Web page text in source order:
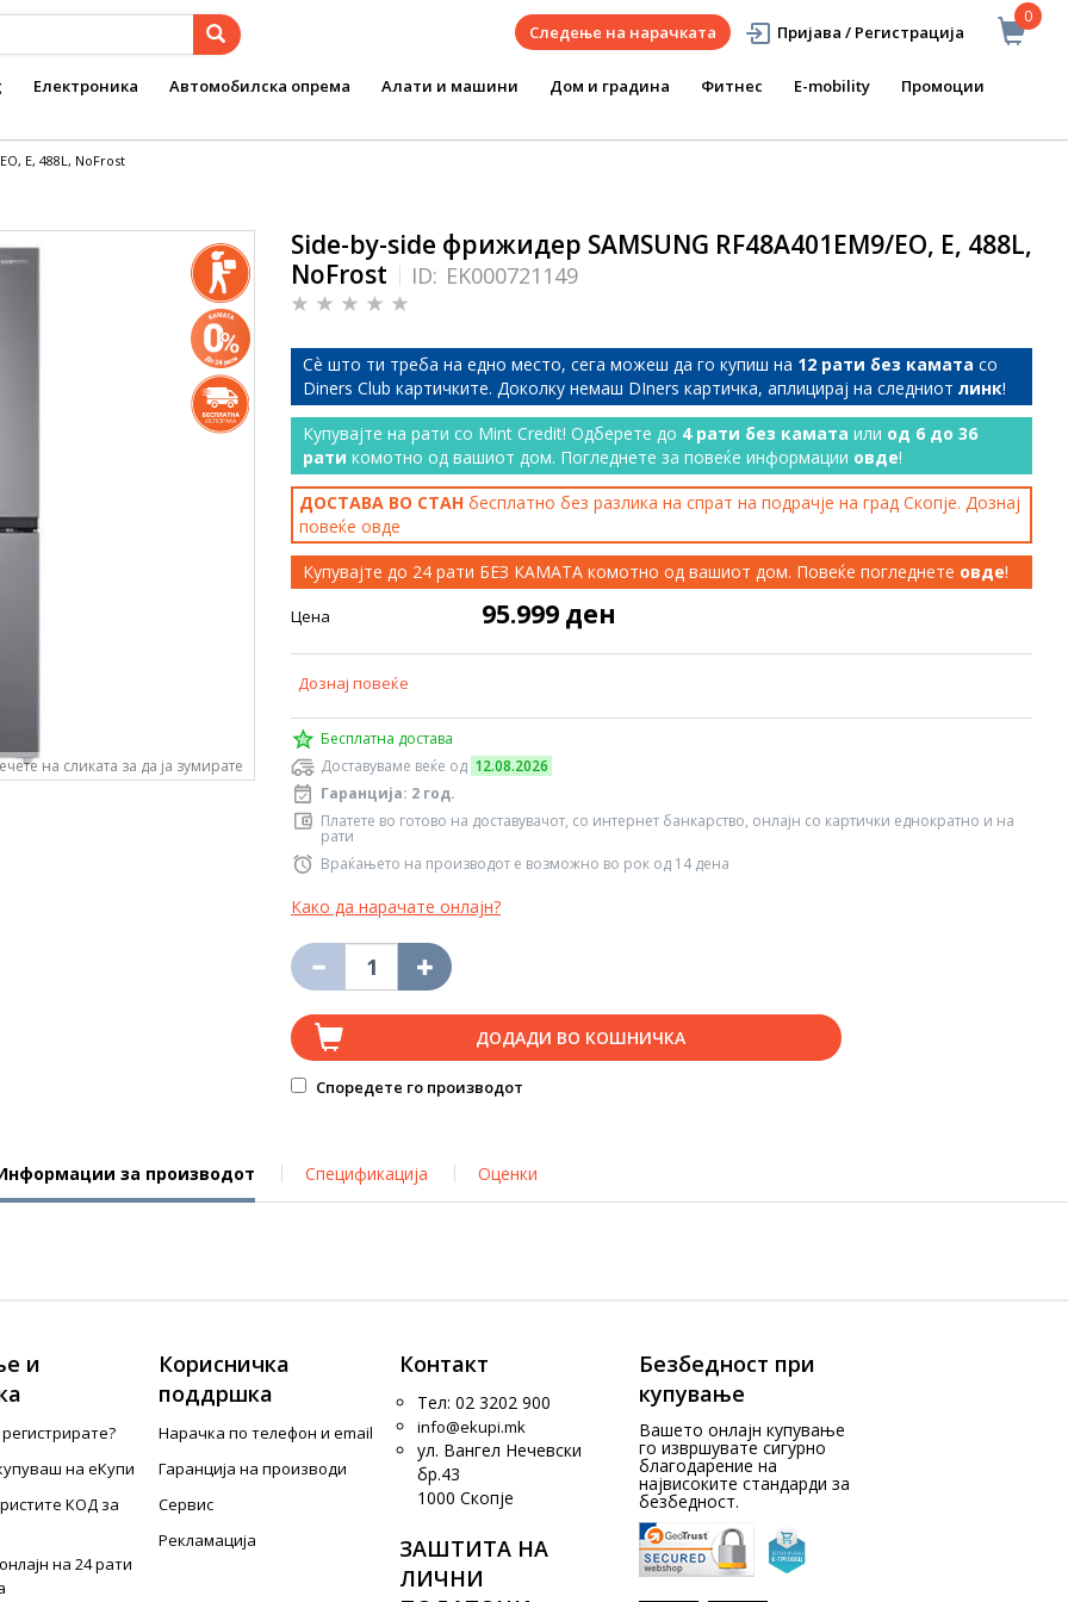
0
Следење на нарачката Пријава / Регистрација
Електроника Автомобилска опрема Алати и машини Дом и градина Фитнес E-mobility Промоции
Е, 488L, NoFrost
на сликата за да ја зумирате
Side-by-side фрижидер SAMSUNG RF48A401EM9/EO, Е, 488L,
NoFrost
ID: EK000721149
Сѐ што ти треба на едно место, сега можеш да го купиш на 12 рати без камата со
Diners Club картичките. Доколку немаш DIners картичка, аплицирај на следниот линк!
Купувајте на рати со Mint Credit! Одберете до 4 рати без камата или од 6 до 36
рати комотно од вашиот дом. Погледнете за повеќе информации овде!
ДОСТАВА ВО СТАН бесплатно без разлика на спрат на подрачје на град Скопје. Дознај
повеќе овде
Купувајте до 24 рати БЕЗ КАМАТА комотно од вашиот дом. Повеќе погледнете овде!
Цена 95.999 ден
Дознај повеќе
Бесплатна достава
Доставуваме веќе од 12.08.2026
Гаранција: 2 год.
Платете во готово на доставувачот, со интернет банкарство, онлајн со картички еднократно и на
рати
Враќањето на производот е возможно во рок од 14 дена
Како да нарачате онлајн?
ДОДАДИ ВО КОШНИЧКА
Споредете го производот
за производот Спецификација Оценки
и
на еКупи
КОД за
на 24 рати
Корисничка
поддршка
Нарачка по телефон и еmail
Гаранција на производи
Сервис
Рекламација
Контакт
Тел: 02 3202 900
info@ekupi.mk
ул. Вангел Нечевски
бр.43
1000 Скопје
ЗАШТИТА НА
ЛИЧНИ
Безбедност при
купување
Вашето онлајн купување
го извршувате сигурно
благодарение на
највисоките стандарди за
безбедност.